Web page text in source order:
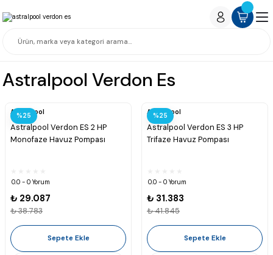
Astralpool Verdon Es
%25
Astralpool
Astralpool Verdon ES 2 HP
Monofaze Havuz Pompası
0.0 - 0 Yorum
₺ 29.087
₺ 38.783
Sepete Ekle
%25
Astralpool
Astralpool Verdon ES 3 HP
Trifaze Havuz Pompası
0.0 - 0 Yorum
₺ 31.383
₺ 41.845
Sepete Ekle